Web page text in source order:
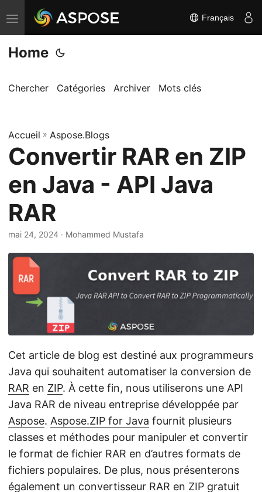
B
a
s
u
r
l
a
n
v
i
g
Français
Home
Chercher Catégories Archiver Mots clés
Accueil » Aspose.Blogs
Convertir RAR en ZIP
en Java - API Java
RAR
mai 24, 2024 · Mohammed Mustafa
Cet article de blog est destiné aux programmeurs
Java qui souhaitent automatiser la conversion de
RAR en ZIP. À cette fin, nous utiliserons une API
Java RAR de niveau entreprise développée par
Aspose. Aspose.ZIP for Java fournit plusieurs
classes et méthodes pour manipuler et convertir
le format de fichier RAR en d’autres formats de
fichiers populaires. De plus, nous présenterons
également un convertisseur RAR en ZIP gratuit